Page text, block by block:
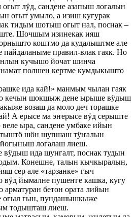
лӱд, сандене азапыш логалын
огыт умыло, а изиш кугурак
тидым шотыш огыт нал, поснак –
Шочшым изинекак ияш
коштмо да кудалыштме але
пайдаланыме правил-влак гаяк. Но
кучышо йочат шинча
полшен кертме кумдыкышто
ида кай!» манмым чылан гаяк
кечын шокшыж дене ырыше вӱдыш
возаш да моло деч торашке
А ерысе ма эҥерысе вӱд серыште
ыра, сандене умбаке ийын
шӧн шупшаш тӱҥалын
йогыныш логалаш лиеш.
ида шунгалт, поснак тудын
Конешне, талын кычкыралын,
сер але «тарзанке» гыч
йымалне пушеҥге кашка, кугу
бетон ората лийын
огыл гын, пундашышкыже
тодышташ лиеш.